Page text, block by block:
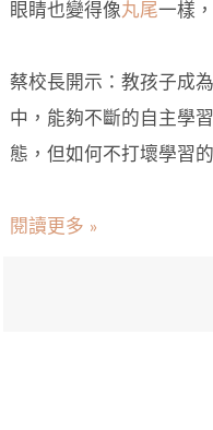
眼睛也變得像丸尾一樣
蔡校長開示：教孩子成
中，能夠不斷的自主學
態，但如何不打壞學習
閱讀更多 »